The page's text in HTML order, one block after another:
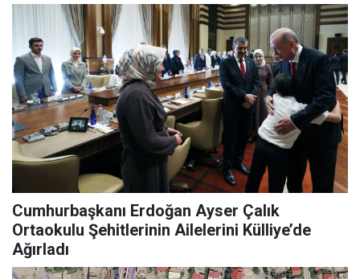
Cumhurbaşkanı Erdoğan Ayser Çalık
Ortaokulu Şehitlerinin Ailelerini Külliye’de
Ağırladı